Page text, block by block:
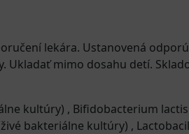
lekára. Ustanovená
mimo dosahu detí.
kultúry) , Bifidobacterium
bakteriálne kultúry) ,